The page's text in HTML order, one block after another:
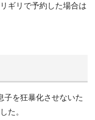
ギリで予約した場合は
子を狂暴化させないた
た。